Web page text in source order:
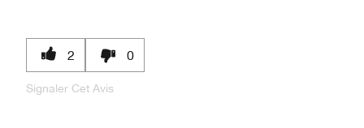
2 0
Signaler Cet Avis